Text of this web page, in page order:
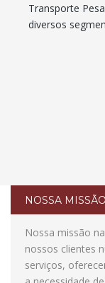
Transporte
diversos
NOSSA MISSÃO
Nossa missão
nossos clientes
serviços,